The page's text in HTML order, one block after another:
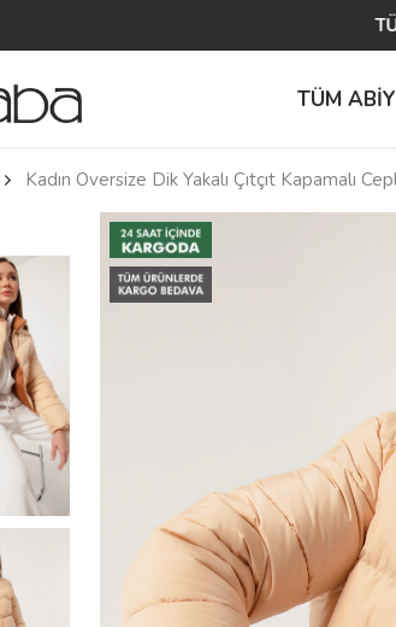
TÜM
Kadın Oversize Dik Yakalı Çıtçıt Kapamalı